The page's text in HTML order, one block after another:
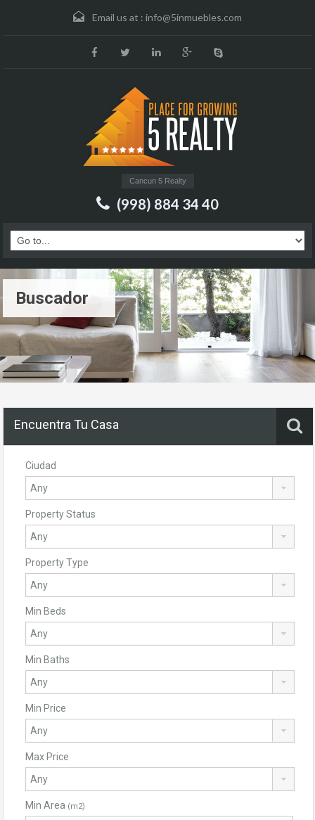
Email us at : info@5inmuebles.com
Cancun 5 Realty
(998) 884 34 40
Buscador
Encuentra Tu Casa
Ciudad
Property Status
Property Type
Min Beds
Min Baths
Min Price
Max Price
Min Area (m2)